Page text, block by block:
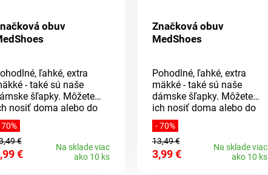
obuv
ľahké, extra
- také sú naše
šľapky. Môžete
nosiť doma alebo do
jednoducho vkĺznete
na záhradu.
skvelé odvetrávanie
ľahko sa obúvajú,
70%
€
€
Na sklade viac
ako 10 ks
Značková obuv
MedShoes
Pohodlné, ľahké, extra
mäkké - také sú naše
dámske šľapky. Môžete
ich nosiť doma alebo do
nich jednoducho vkĺznete
a vyjdete na záhradu.
Majú skvelé odvetrávanie
a ľahko sa obúvajú,
- 70%
13,49 €
3,99 €
Na sklade viac
ako 10 ks